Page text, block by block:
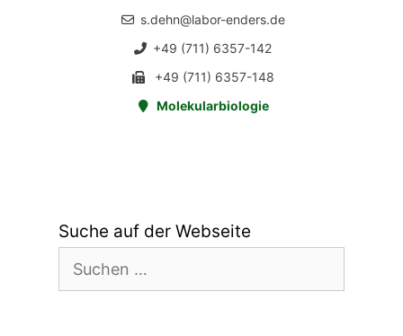
s.dehn@labor-enders.de
+49 (711) 6357-142
+49 (711) 6357-148
Molekularbiologie
Suche auf der Webseite
nach: